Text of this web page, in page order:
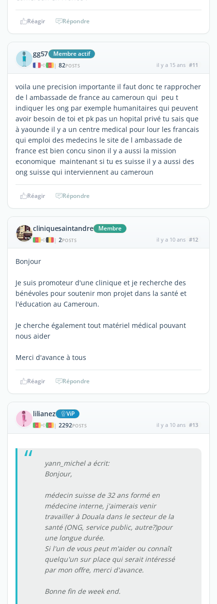
Réagir Répondre
gg57 Membre actif
| 82POSTS il y a 15 ans #11
voila une precision importante il faut donc te rapprocher
de l ambassade de france au cameroun qui peu t
indiquer les ong par exemple humanitaires qui peuvent
avoir besoin de toi et pk pas un hopital privé tu sais que
à yaounde il y a un centre medical pour lour les francais
qui emploi des medecins le site de l ambassade de
france est bien concu sinon il y a aussi la mission
economique maintenant si tu es suisse il y a aussi des
ong suisse qui interviennent au cameroun
Réagir Répondre
cliniquesaintandre Membre
| 2POSTS il y a 10 ans #12
Bonjour
Je suis promoteur d'une clinique et je recherche des
bénévoles pour soutenir mon projet dans la santé et
l'éducation au Cameroun.
Je cherche également tout matériel médical pouvant
nous aider
Merci d'avance à tous
Réagir Répondre
lilianez ViP
| 2292POSTS il y a 10 ans #13
yann_michel a écrit:
Bonjour,
médecin suisse de 32 ans formé en
médecine interne, j'aimerais venir
travailler à Douala dans le secteur de la
santé (ONG, service public, autre?)pour
une longue durée.
Si l'un de vous peut m'aider ou connaît
quelqu'un sur place qui serait intéressé
par mon offre, merci d'avance.
Bonne fin de week end.